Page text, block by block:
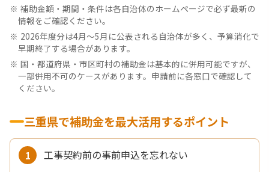
補助金額・期間・条件は各自治体のホームページで必ず最新の
情報をご確認ください。
2026年度分は4月〜5月に公表される自治体が多く、予算消化で
早期終了する場合があります。
国・都道府県・市区町村の補助金は基本的に併用可能ですが、
一部併用不可のケースがあります。申請前に各窓口で確認して
ください。
三重県で補助金を最大活用するポイント
工事契約前の事前申込を忘れない